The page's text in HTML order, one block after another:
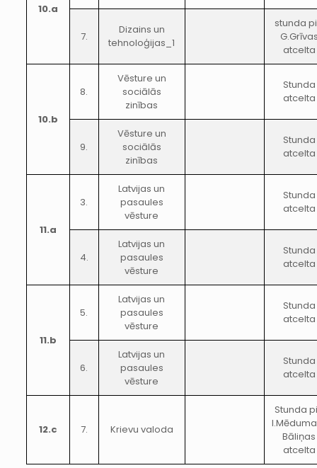
10.a
7.
Dizains un
tehnoloģijas_1
stunda
atcelta
10.b
8.
Vēsture un
sociālās
zinības
Stunda
atcelta
9.
Vēsture un
sociālās
zinības
Stunda
atcelta
11.a
3.
Latvijas un
pasaules
vēsture
Stunda
atcelta
4.
Latvijas un
pasaules
vēsture
Stunda
atcelta
11.b
5.
Latvijas un
pasaules
vēsture
Stunda
atcelta
6.
Latvijas un
pasaules
vēsture
Stunda
atcelta
12.c 7. Krievu valoda
Stunda
Bāliņas
atcelta